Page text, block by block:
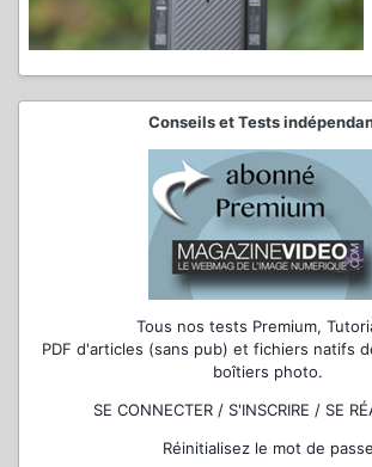
Conseils et Tests
Tous nos tests Premium,
PDF d'articles (sans pub) et fichiers natifs
boîtiers photo.
SE CONNECTER / S'INSCRIRE / SE
Réinitialisez le mot de passe